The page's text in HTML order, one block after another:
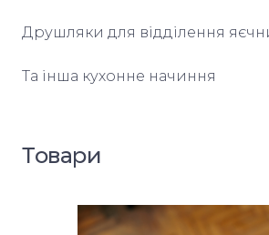
Друшляки для відділення
Та інша кухонне начиння
Товари